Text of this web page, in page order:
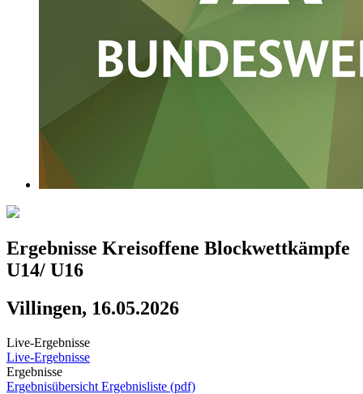
Ergebnisse Kreisoffene Blockwettkämpfe
U14/ U16
Villingen, 16.05.2026
Live-Ergebnisse
Live-Ergebnisse
Ergebnisse
Ergebnisübersicht Ergebnisliste (pdf)